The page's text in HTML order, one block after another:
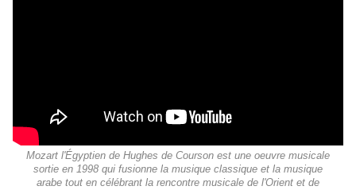
Mozart l'Égyptien de Hughes de Courson est une oeuvre musicale
sortie en 1998 qui fusionne la musique classique et la musique
arabe tout en célébrant la rencontre musicale de l'Orient et de